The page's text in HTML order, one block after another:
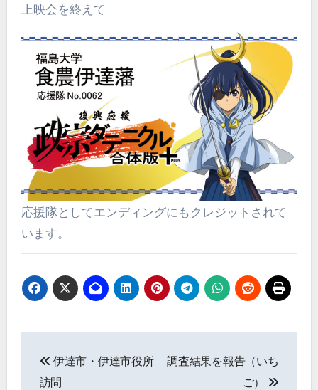
上映会を終えて
応援隊としてエンディングにもクレジットされて
います。
稿
伊達市・伊達市役所
訪問
調査結果を報告（いち
ご）